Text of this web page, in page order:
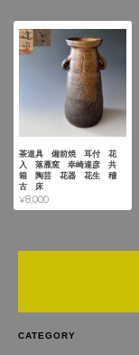
茶道具 備前焼 耳付 花
入 落雁窯 幸崎達彦 共
箱 陶芸 花器 花生 稽
古 床
¥8,000
CATEGORY